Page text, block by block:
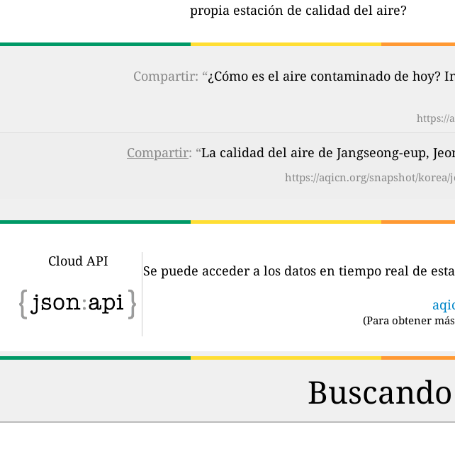
propia estación de calidad del aire?
Compartir: “¿Cómo es el aire contaminado de
https://
Compartir: “La calidad del aire de Jangseong-eup,
https://aqicn.org/snapshot/korea/
Cloud API
Se puede acceder a los datos en tiempo real de
(Para obtener